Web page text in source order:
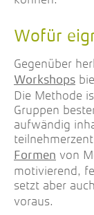
Wofür
Gegenüber
Workshops
Die Methode
Gruppen
aufwändig
Formen von
motivierend,
setzt aber
voraus.